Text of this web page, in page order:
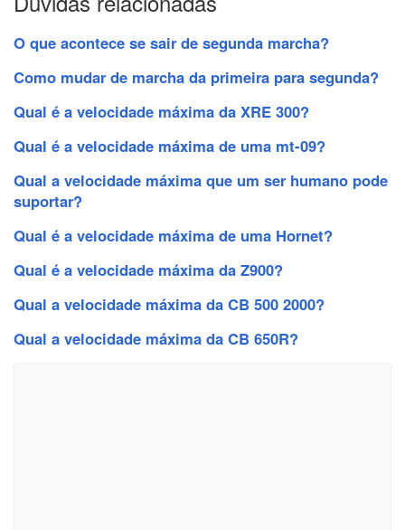
O que acontece se sair de segunda marcha?
Como mudar de marcha da primeira para segunda?
Qual é a velocidade máxima da XRE 300?
Qual é a velocidade máxima de uma mt-09?
Qual a velocidade máxima que um ser humano pode
suportar?
Qual é a velocidade máxima de uma Hornet?
Qual é a velocidade máxima da Z900?
Qual a velocidade máxima da CB 500 2000?
Qual a velocidade máxima da CB 650R?